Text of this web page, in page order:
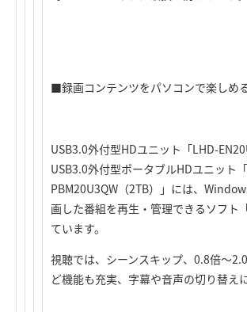
■録画コンテンツをパソコンで楽しめ
USB3.0外付型HDユニット「LHD-
USB3.0外付型ポータブルHDユニット
PBM20U3QW（2TB）」には、
画した番組を再生・管理できるソフ
ています。
視聴では、シーンスキップ、0.8倍～
ど機能も充実、字幕や音声の切り替え